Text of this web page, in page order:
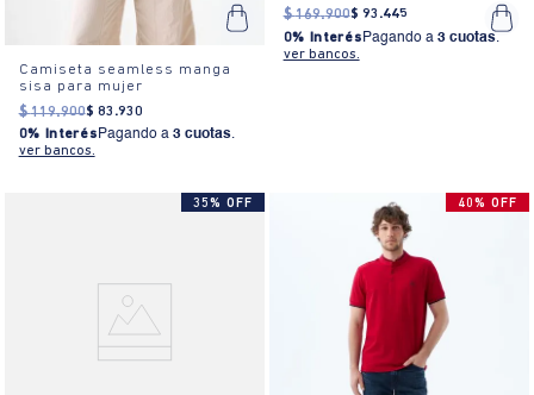
Camiseta seamless manga
sisa para mujer
$ 119.900$ 83 .930
0% Interés Pagando a 3 cuotas.
ver bancos.
$ 169.900$ 93 .445
0% Interés Pagando a 3 cuotas.
ver bancos.
35% OFF 40% OFF